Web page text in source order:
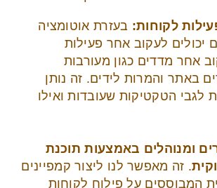
לקוחות: בעזרת אוטומציה
יכולים לעקוב אחר פעילות
אחר מדדים כגון מעורבות
באתר והמרות לידים. זה נותן
לגבי הטקטיקות שעובדות ואילו
ומנוהלים באמצעות תוכנת
. זה מאפשר לנו ליצור קמפיינים
המבוססים על פילוח לקוחות